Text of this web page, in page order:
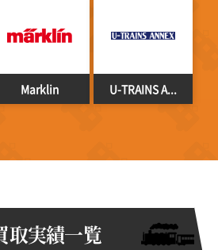
Marklin U-TRAINS A...
取実績一覧